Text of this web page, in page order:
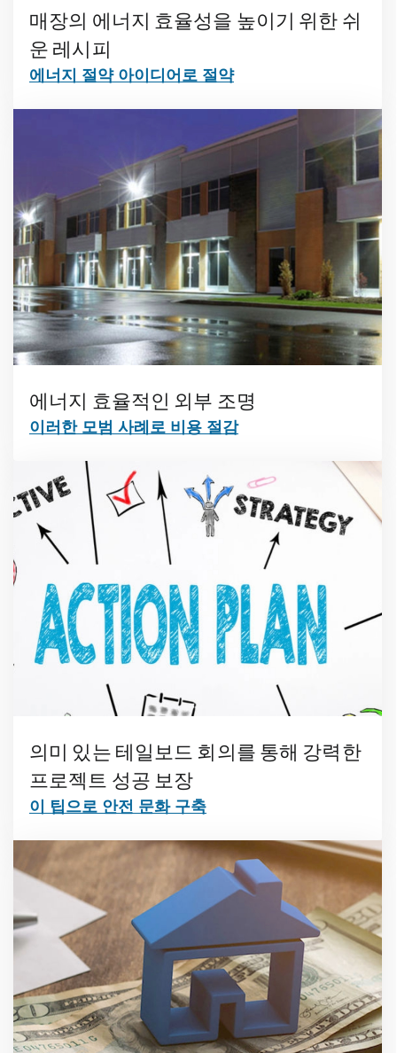
매장의 에너지 효율성을 높이기 위한 쉬
운 레시피
에너지 절약 아이디어로 절약
에너지 효율적인 외부 조명
이러한 모범 사례로 비용 절감
의미 있는 테일보드 회의를 통해 강력한
프로젝트 성공 보장
이 팁으로 안전 문화 구축